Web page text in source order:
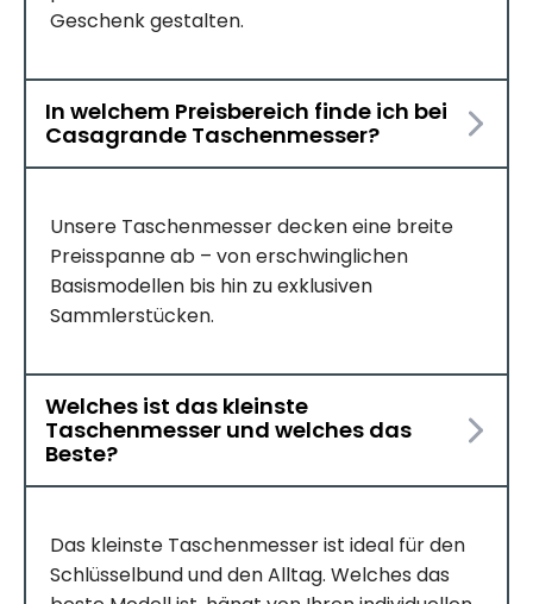
Geschenk gestalten.
In welchem Preisbereich finde ich bei
Casagrande Taschenmesser?
Unsere Taschenmesser decken eine breite
Preisspanne ab – von erschwinglichen
Basismodellen bis hin zu exklusiven
Sammlerstücken.
Welches ist das kleinste
Taschenmesser und welches das
Beste?
Das kleinste Taschenmesser ist ideal für den
Schlüsselbund und den Alltag. Welches das